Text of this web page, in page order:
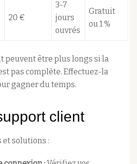
20 €
3-7
jours
ouvrés
Gratuit
ou 1 %
peuvent être plus longs si la
pas complète. Effectuez-la
gagner du temps.
client
et solutions :